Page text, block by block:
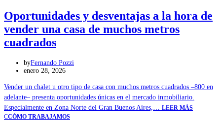
Oportunidades y desventajas a la hora de
vender una casa de muchos metros
cuadrados
byFernando Pozzi
enero 28, 2026
Vender un chalet u otro tipo de casa con muchos metros cuadrados –800 en
adelante– presenta oportunidades únicas en el mercado inmobiliario.
Especialmente en Zona Norte del Gran Buenos Aires,… LEER MÁS
CCÓMO TRABAJAMOS